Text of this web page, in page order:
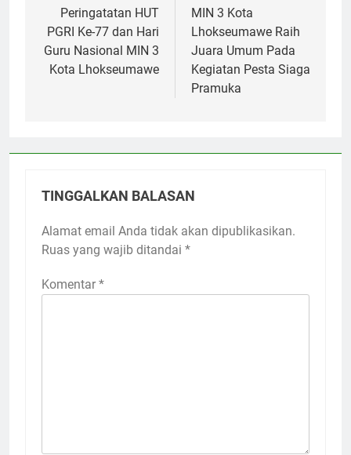
posPeringatatan HUT
PGRI Ke-77 dan Hari
Guru Nasional MIN 3
Kota Lhokseumawe
MIN 3 Kota
Lhokseumawe Raih
Juara Umum Pada
Kegiatan Pesta Siaga
Pramuka
TINGGALKAN BALASAN
Alamat email Anda tidak akan dipublikasikan.
Ruas yang wajib ditandai *
Komentar *